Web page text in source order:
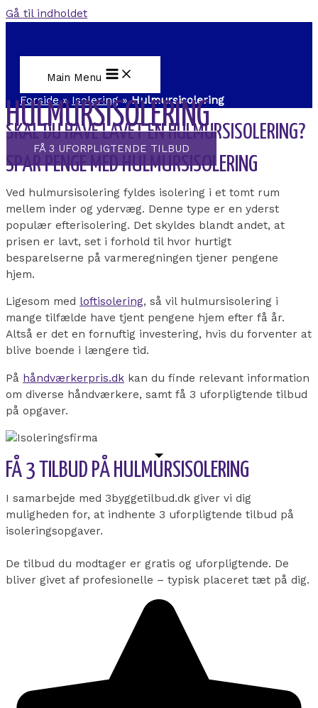
Gå til indholdet
Main Menu
Forside» Isolering»Hulmursisolering
HULMURSISOLERING
SKAL DU HAVE LAVET EN HULMURSISOLERING?
FÅ 3 UFORPLIGTENDE TILBUD
SPAR PENGE MED HULMURSISOLERING
Ved hulmursisolering fyldes isolering i et tomt rum
mellem inder og ydervæg. Denne type er en yderst
populær efterisolering. Det skyldes blandt andet, at
prisen er lavt, set i forhold til hvor hurtigt
besparelserne på varmeregningen tjener pengene
hjem.
Ligesom med loftisolering, så vil hulmursisolering i
mange tilfælde have tjent pengene hjem efter få år.
Altså er det en fornuftig investering, hvis du forventer at
blive boende i længere tid.
På håndværkerpris.dk kan du finde relevant information
om diverse håndværkere, samt få 3 uforpligtende tilbud
på opgaver.
FÅ 3 TILBUD PÅ HULMURSISOLERING
I samarbejde med 3byggetilbud.dk giver vi dig
muligheden for, at indhente 3 uforpligtende tilbud på
isoleringsopgaver.
De tilbud du modtager er gratis og uforpligtende. De
bliver givet af profesionelle – typisk placeret tæt på dig.